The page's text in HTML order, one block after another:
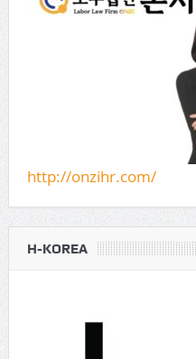
http://onzihr.com/
H-KOREA